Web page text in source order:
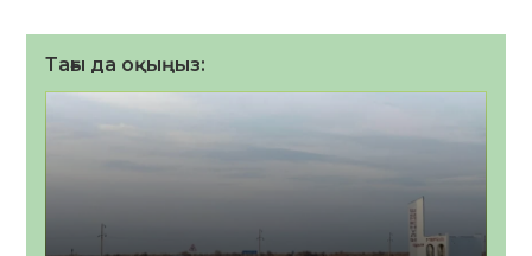
Тағы да оқыңыз: